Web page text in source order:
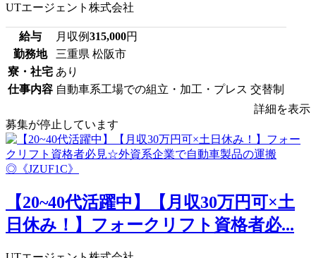
UTエージェント株式会社
給与 月収例315,000円
勤務地
三重県 松阪市
寮・社宅 あり
仕事内容 自動車系工場での組立・加工・プレス 交替制
詳細を表示
募集が停止しています
【20~40代活躍中】【月収30万円可×土
日休み！】フォークリフト資格者必...